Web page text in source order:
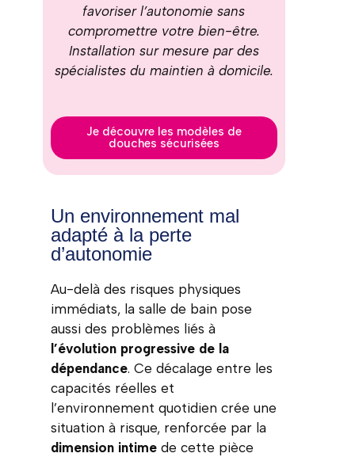
favoriser l’autonomie sans
compromettre votre bien-être.
Installation sur mesure par des
spécialistes du maintien à domicile.
Je découvre les modèles de
douches sécurisées
Un environnement mal
adapté à la perte
d’autonomie
Au-delà des risques physiques
immédiats, la salle de bain pose
aussi des problèmes liés à
l’évolution progressive de la
dépendance. Ce décalage entre les
capacités réelles et
l’environnement quotidien crée une
situation à risque, renforcée par la
dimension intimede cette pièce